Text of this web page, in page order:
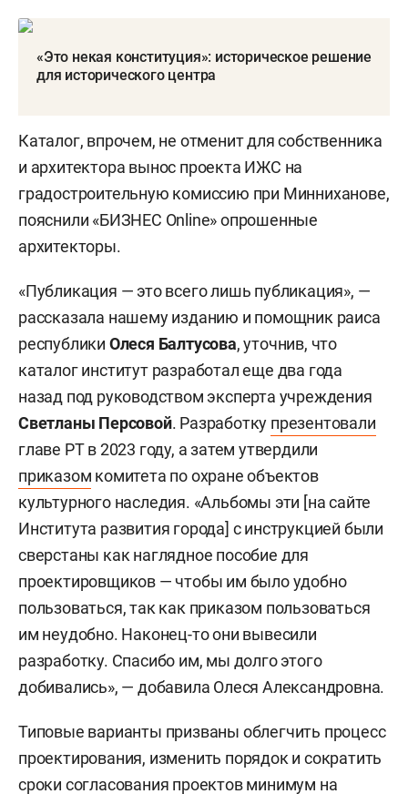
«Это некая конституция»: историческое решение
для исторического центра
Каталог, впрочем, не отменит для собственника
и архитектора вынос проекта ИЖС на
градостроительную комиссию при Минниханове,
пояснили «БИЗНЕС Online» опрошенные
архитекторы.
«Публикация — это всего лишь публикация», —
рассказала нашему изданию и помощник раиса
республики Олеся Балтусова, уточнив, что
каталог институт разработал еще два года
назад под руководством эксперта учреждения
Светланы Персовой. Разработку презентовали
главе РТ в 2023 году, а затем утвердили
приказом комитета по охране объектов
культурного наследия. «Альбомы эти [на сайте
Института развития города] с инструкцией были
сверстаны как наглядное пособие для
проектировщиков — чтобы им было удобно
пользоваться, так как приказом пользоваться
им неудобно. Наконец-то они вывесили
разработку. Спасибо им, мы долго этого
добивались», — добавила Олеся Александровна.
Типовые варианты призваны облегчить процесс
проектирования, изменить порядок и сократить
сроки согласования проектов минимум на